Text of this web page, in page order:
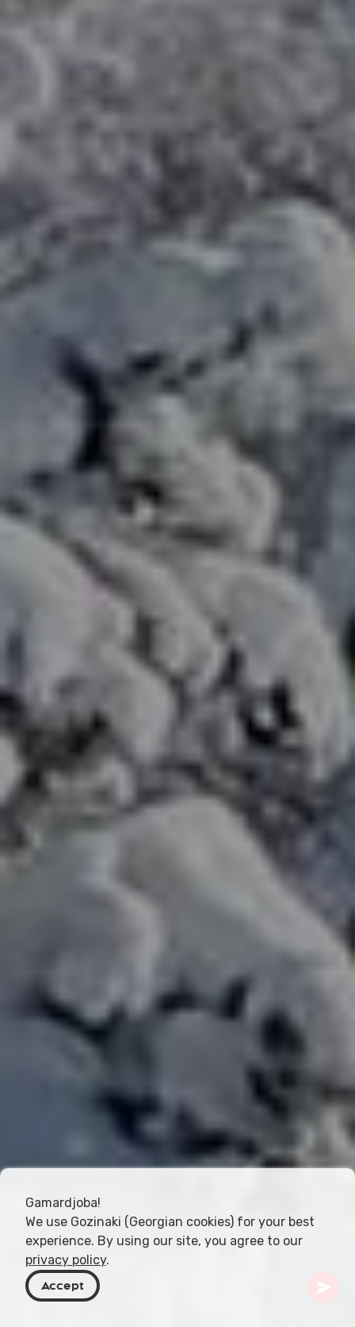
Gamardjoba!
We use Gozinaki (Georgian cookies) for your best
experience. By using our site, you agree to our
privacy policy.
Accept